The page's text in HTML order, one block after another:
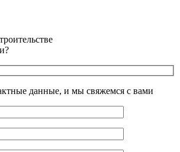
данные, и мы свяжемся с вами